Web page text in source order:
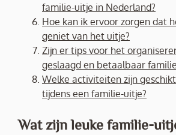
familie-uitje in Nederland?
Hoe kan ik ervoor zorgen dat
geniet van het uitje?
Zijn er tips voor het
geslaagd en betaalbaar
Welke activiteiten zijn
tijdens een familie-uitje?
Wat zijn leuke familie-